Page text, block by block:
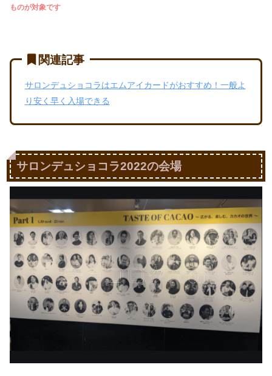
ものが対象です
関連記事
サロンデュショコラはエムアイカードがおすすめ！一般よ
り安く早く入場できる
サロンデュショコラ2022の会場